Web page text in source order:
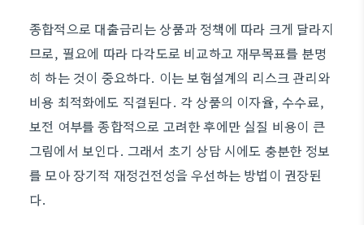
종합적으로 대출금리는 상품과 정책에 따라 크게 달라지
므로, 필요에 따라 다각도로 비교하고 재무목표를 분명
히 하는 것이 중요하다. 이는 보험설계의 리스크 관리와
비용 최적화에도 직결된다. 각 상품의 이자율, 수수료,
보전 여부를 종합적으로 고려한 후에만 실질 비용이 큰
그림에서 보인다. 그래서 초기 상담 시에도 충분한 정보
를 모아 장기적 재정건전성을 우선하는 방법이 권장된
다.